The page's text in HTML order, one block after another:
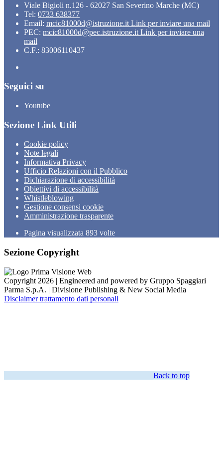
Viale Bigioli n.126 - 62027 San Severino Marche (MC)
Tel: 0733 638377
Email: mcic81000d@istruzione.it Link per inviare una mail
PEC: mcic81000d@pec.istruzione.it Link per inviare una
mail
C.F.: 83006110437
Seguici su
Youtube
Sezione Link Utili
Cookie policy
Note legali
Informativa Privacy
Ufficio Relazioni con il Pubblico
Dichiarazione di accessibilità
Obiettivi di accessibilità
Whistleblowing
Gestione consensi cookie
Amministrazione trasparente
Pagina visualizzata 893 volte
Sezione Copyright
Copyright 2026 | Engineered and powered by Gruppo Spaggiari
Parma S.p.A. | Divisione Publishing & New Social Media
Disclaimer trattamento dati personali
Back to top